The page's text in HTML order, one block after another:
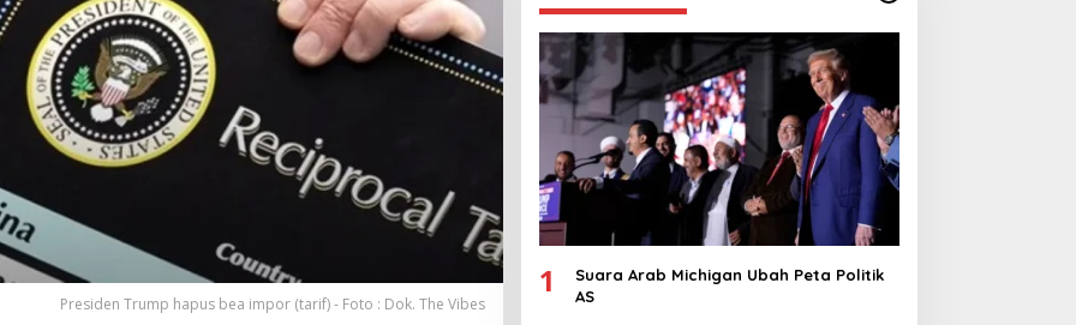
Presiden Trump hapus bea impor (tarif) - Foto : Dok. The Vibes
1
Suara Arab Michigan Ubah Peta Politik
AS